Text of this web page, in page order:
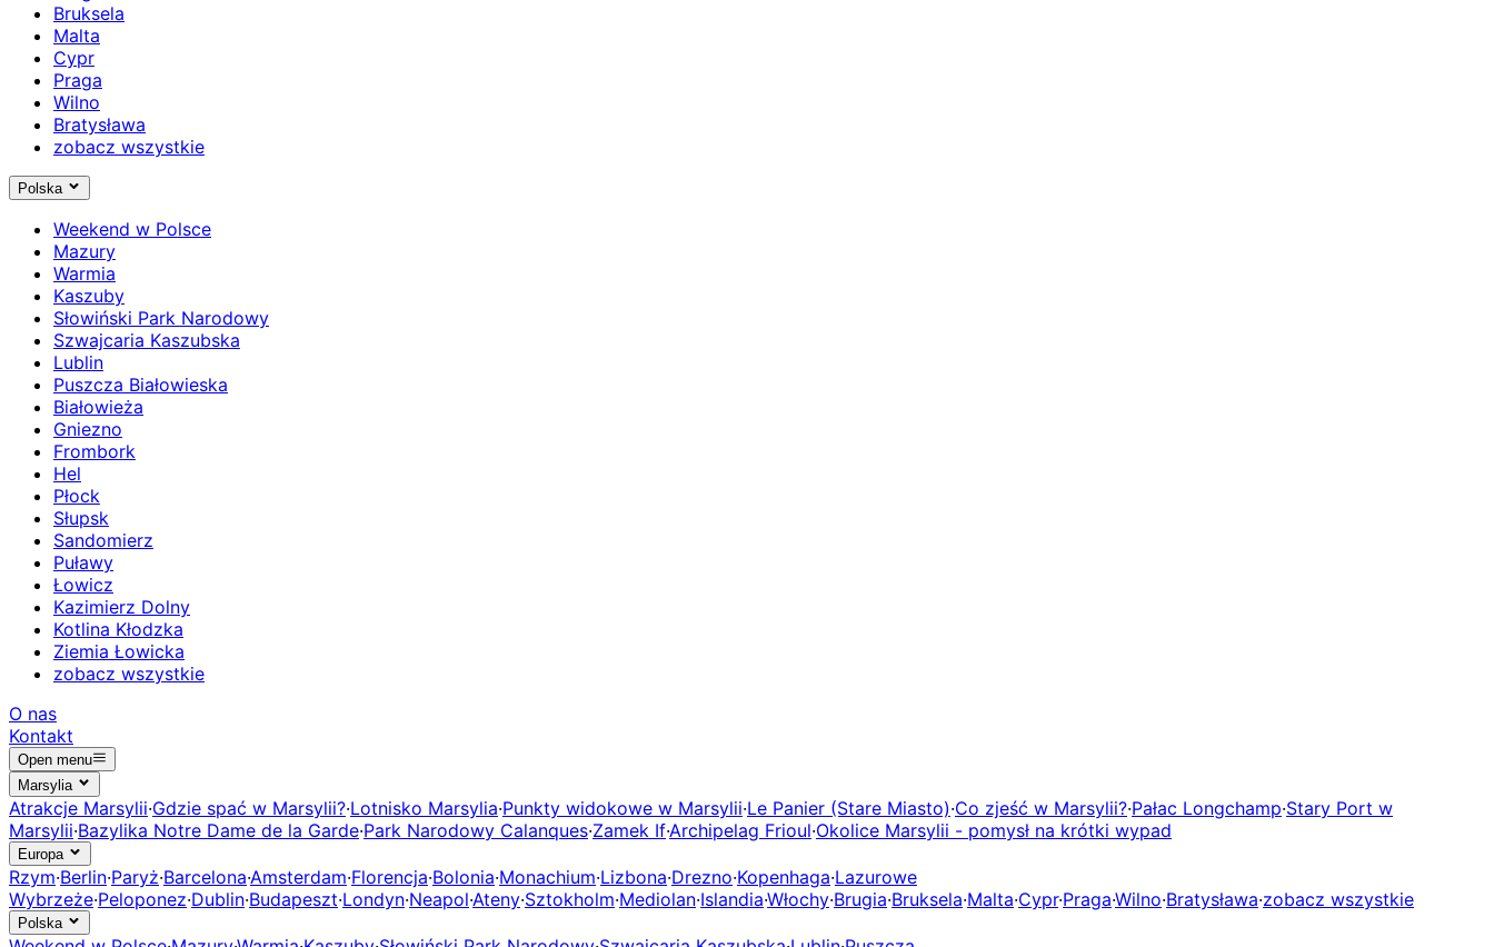
Bruksela
Malta
Cypr
Praga
Wilno
Bratysława
zobacz wszystkie
Polska
Weekend w Polsce
Mazury
Warmia
Kaszuby
Słowiński Park Narodowy
Szwajcaria Kaszubska
Lublin
Puszcza Białowieska
Białowieża
Gniezno
Frombork
Hel
Płock
Słupsk
Sandomierz
Puławy
Łowicz
Kazimierz Dolny
Kotlina Kłodzka
Ziemia Łowicka
zobacz wszystkie
O nas
Kontakt
Open menu
Marsylia
Atrakcje Marsylii·Gdzie spać w Marsylii?·Lotnisko Marsylia·Punkty widokowe w Marsylii·Le Panier (Stare Miasto)·Co zjeść w Marsylii?·Pałac Longchamp·Stary Port w
Marsylii·Bazylika Notre Dame de la Garde·Park Narodowy Calanques·Zamek If·Archipelag Frioul·Okolice Marsylii - pomysł na krótki wypad
Europa
Rzym·Berlin·Paryż·Barcelona·Amsterdam·Florencja·Bolonia·Monachium·Lizbona·Drezno·Kopenhaga·Lazurowe
Wybrzeże·Peloponez·Dublin·Budapeszt·Londyn·Neapol·Ateny·Sztokholm·Mediolan·Islandia·Włochy·Brugia·Bruksela·Malta·Cypr·Praga·Wilno·Bratysława·zobacz wszystkie
Polska